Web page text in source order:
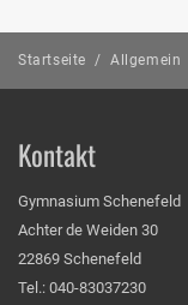
Startseite / Allgemein
Kontakt
Gymnasium Schenefeld
Achter de Weiden 30
22869 Schenefeld
Tel.: 040-83037230